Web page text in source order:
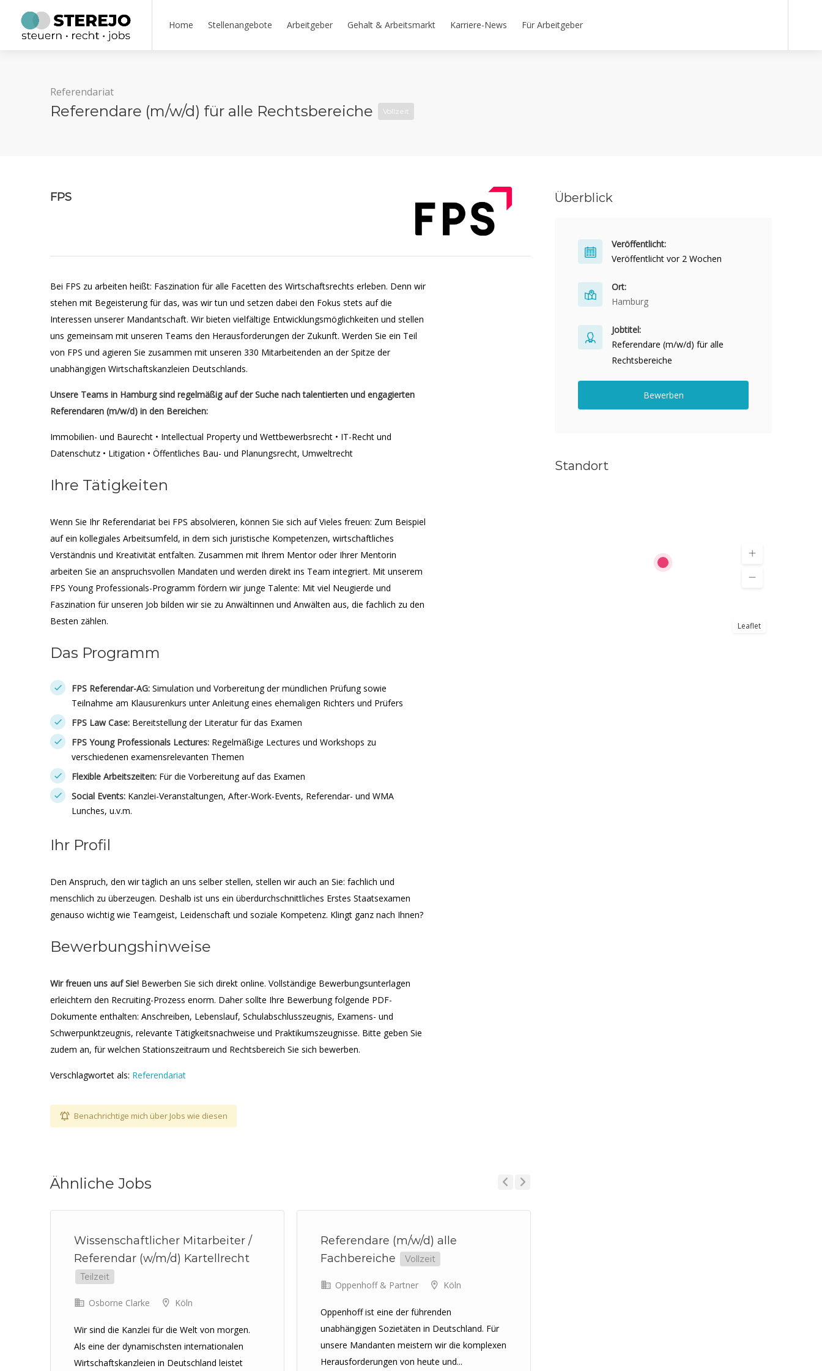
Home Stellenangebote Arbeitgeber Gehalt & Arbeitsmarkt Karriere-News Für Arbeitgeber
Referendariat
Referendare (m/w/d) für alle Rechtsbereiche Vollzeit
FPS
Bei FPS zu arbeiten heißt: Faszination für alle Facetten des Wirtschaftsrechts erleben. Denn wir
stehen mit Begeisterung für das, was wir tun und setzen dabei den Fokus stets auf die
Interessen unserer Mandantschaft. Wir bieten vielfältige Entwicklungsmöglichkeiten und stellen
uns gemeinsam mit unseren Teams den Herausforderungen der Zukunft. Werden Sie ein Teil
von FPS und agieren Sie zusammen mit unseren 330 Mitarbeitenden an der Spitze der
unabhängigen Wirtschaftskanzleien Deutschlands.
Unsere Teams in Hamburg sind regelmäßig auf der Suche nach talentierten und engagierten
Referendaren (m/w/d) in den Bereichen:
Immobilien- und Baurecht • Intellectual Property und Wettbewerbsrecht • IT-Recht und
Datenschutz • Litigation • Öffentliches Bau- und Planungsrecht, Umweltrecht
Ihre Tätigkeiten
Wenn Sie Ihr Referendariat bei FPS absolvieren, können Sie sich auf Vieles freuen: Zum Beispiel
auf ein kollegiales Arbeitsumfeld, in dem sich juristische Kompetenzen, wirtschaftliches
Verständnis und Kreativität entfalten. Zusammen mit Ihrem Mentor oder Ihrer Mentorin
arbeiten Sie an anspruchsvollen Mandaten und werden direkt ins Team integriert. Mit unserem
FPS Young Professionals-Programm fördern wir junge Talente: Mit viel Neugierde und
Faszination für unseren Job bilden wir sie zu Anwältinnen und Anwälten aus, die fachlich zu den
Besten zählen.
Das Programm
FPS Referendar-AG: Simulation und Vorbereitung der mündlichen Prüfung sowie
Teilnahme am Klausurenkurs unter Anleitung eines ehemaligen Richters und Prüfers
FPS Law Case: Bereitstellung der Literatur für das Examen
FPS Young Professionals Lectures: Regelmäßige Lectures und Workshops zu
verschiedenen examensrelevanten Themen
Flexible Arbeitszeiten: Für die Vorbereitung auf das Examen
Social Events: Kanzlei-Veranstaltungen, After-Work-Events, Referendar- und WMA
Lunches, u.v.m.
Ihr Profil
Den Anspruch, den wir täglich an uns selber stellen, stellen wir auch an Sie: fachlich und
menschlich zu überzeugen. Deshalb ist uns ein überdurchschnittliches Erstes Staatsexamen
genauso wichtig wie Teamgeist, Leidenschaft und soziale Kompetenz. Klingt ganz nach Ihnen?
Bewerbungshinweise
Wir freuen uns auf Sie! Bewerben Sie sich direkt online. Vollständige Bewerbungsunterlagen
erleichtern den Recruiting-Prozess enorm. Daher sollte Ihre Bewerbung folgende PDF-
Dokumente enthalten: Anschreiben, Lebenslauf, Schulabschlusszeugnis, Examens- und
Schwerpunktzeugnis, relevante Tätigkeitsnachweise und Praktikumszeugnisse. Bitte geben Sie
zudem an, für welchen Stationszeitraum und Rechtsbereich Sie sich bewerben.
Verschlagwortet als: Referendariat
Benachrichtige mich über Jobs wie diesen
Ähnliche Jobs
Wissenschaftlicher Mitarbeiter /
Referendar (w/m/d) Kartellrecht
Teilzeit
Osborne Clarke Köln
Wir sind die Kanzlei für die Welt von morgen.
Als eine der dynamischsten internationalen
Wirtschaftskanzleien in Deutschland leistet
Referendare (m/w/d) alle
Fachbereiche
Vollzeit
Oppenhoff & Partner Köln
Oppenhoff ist eine der führenden
unabhängigen Sozietäten in Deutschland. Für
unsere Mandanten meistern wir die komplexen
Herausforderungen von heute und...
Überblick
Veröffentlicht:
Veröffentlicht vor 2 Wochen
Ort:
Hamburg
Jobtitel:
Referendare (m/w/d) für alle
Rechtsbereiche
Bewerben
Standort
Leaflet